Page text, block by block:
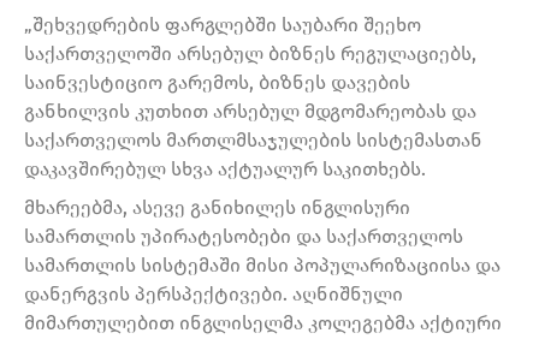
„შეხვედრების ფარგლებში საუბარი შეეხო
საქართველოში არსებულ ბიზნეს რეგულაციებს,
საინვესტიციო გარემოს, ბიზნეს დავების
განხილვის კუთხით არსებულ მდგომარეობას და
საქართველოს მართლმსაჯულების სისტემასთან
დაკავშირებულ სხვა აქტუალურ საკითხებს.
მხარეებმა, ასევე განიხილეს ინგლისური
სამართლის უპირატესობები და საქართველოს
სამართლის სისტემაში მისი პოპულარიზაციისა და
დანერგვის პერსპექტივები. აღნიშნული
მიმართულებით ინგლისელმა კოლეგებმა აქტიური